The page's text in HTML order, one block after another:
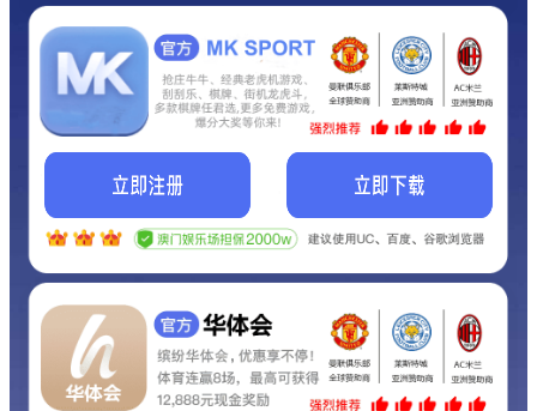
Hey Guys!
我们即将上线啦...
我们的网站正在建设.
它将是非常棒的网站.
联系我们!